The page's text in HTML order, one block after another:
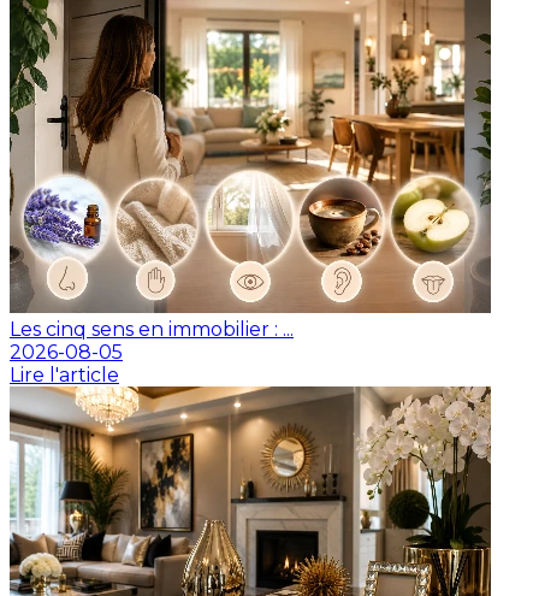
Les cinq sens en immobilier : ...
2026-08-05
Lire l'article